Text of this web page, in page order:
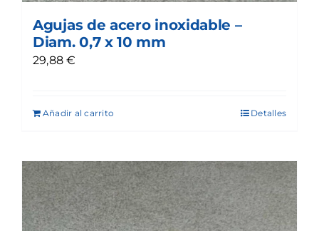
Agujas de acero inoxidable –
Diam. 0,7 x 10 mm
29,88€
Añadir al carrito Detalles